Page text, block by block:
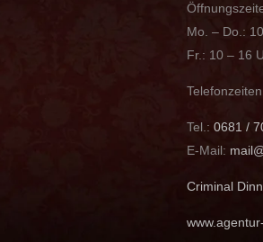
Mo. – Do.:
Fr.: 10 – 16
Tel.: 0681 /
E-Mail:
Criminal